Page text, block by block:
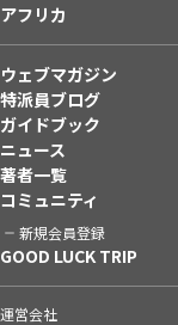
アフリカ
ウェブマガジン
特派員ブログ
ガイドブック
ニュース
著者一覧
コミュニティ
新規会員登録
GOOD LUCK TRIP
運営会社